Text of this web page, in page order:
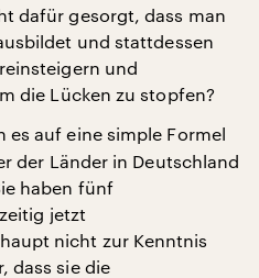
dafür gesorgt, dass man
und stattdessen
und
die Lücken zu stopfen?
es auf eine simple Formel
der Länder in Deutschland
haben fünf
jetzt
nicht zur Kenntnis
dass sie die